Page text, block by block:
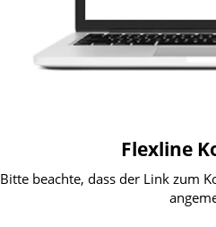
Flexline
Bitte beachte, dass der Link zum